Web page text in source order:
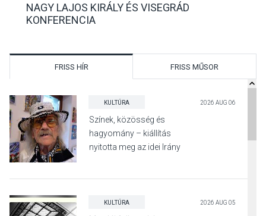
NAGY LAJOS KIRÁLY ÉS VISEGRÁD
KONFERENCIA
FRISS HÍR FRISS MŰSOR
KULTÚRA 2026 AUG 06
Színek, közösség és
hagyomány – kiállítás
nyitotta meg az idei Irány
KULTÚRA 2026 AUG 05